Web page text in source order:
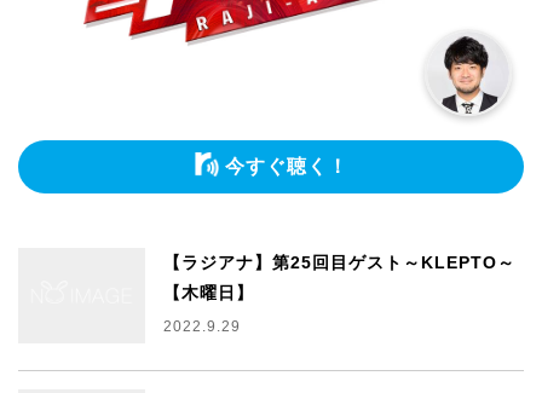
今すぐ聴く！
【ラジアナ】第25回目ゲスト～KLEPTO～
【木曜日】
2022.9.29